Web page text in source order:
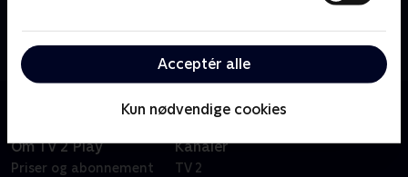
Acceptér alle
Kun nødvendige cookies
tilrettelæggere og tv-personligheder.
Om TV 2 Play
Priser og abonnement
Kanaler
TV 2